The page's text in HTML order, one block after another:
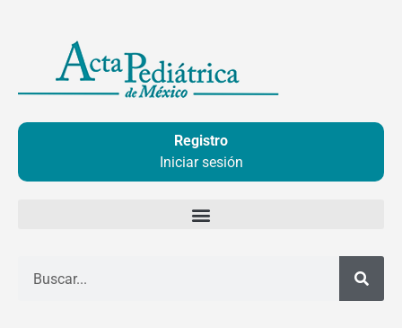
contenido
Registro
Iniciar sesión